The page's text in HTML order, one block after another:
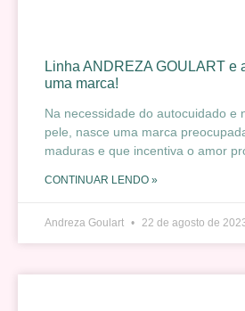
Linha ANDREZA GOULART e
uma marca!
Na necessidade do autocuidado e
pele, nasce uma marca
maduras e que incentiva o amor
CONTINUAR LENDO »
Andreza Goulart 22 de agosto de